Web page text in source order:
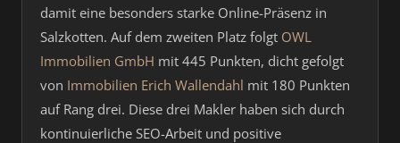
damit eine besonders starke Online-Präsenz in
Salzkotten. Auf dem zweiten Platz folgt OWL
Immobilien GmbH mit 445 Punkten, dicht gefolgt
von Immobilien Erich Wallendahl mit 180 Punkten
auf Rang drei. Diese drei Makler haben sich durch
kontinuierliche SEO-Arbeit und positive